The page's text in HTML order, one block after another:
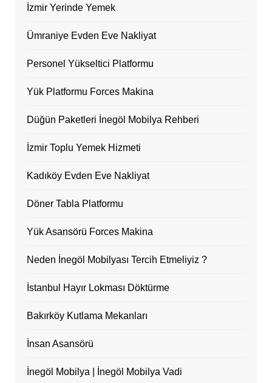
İzmir Yerinde Yemek
Ümraniye Evden Eve Nakliyat
Personel Yükseltici Platformu
Yük Platformu Forces Makina
Düğün Paketleri İnegöl Mobilya Rehberi
İzmir Toplu Yemek Hizmeti
Kadıköy Evden Eve Nakliyat
Döner Tabla Platformu
Yük Asansörü Forces Makina
Neden İnegöl Mobilyası Tercih Etmeliyiz ?
İstanbul Hayır Lokması Döktürme
Bakırköy Kutlama Mekanları
İnsan Asansörü
İnegöl Mobilya | İnegöl Mobilya Vadi